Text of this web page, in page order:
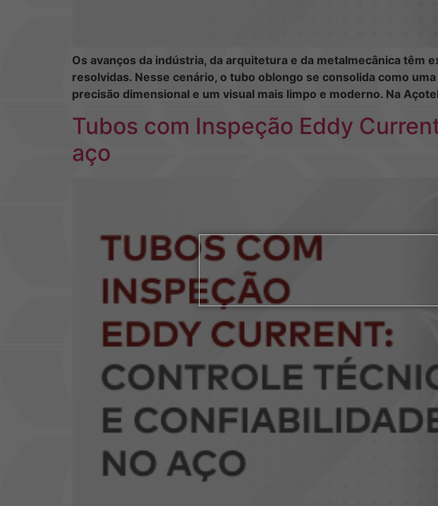
Os avanços da indústria, da arquitetura e da metalmecânica
resolvidas. Nesse cenário, o tubo oblongo se consolida como
precisão dimensional e um visual mais limpo e moderno. Na
Tubos com Inspeção Eddy
aço